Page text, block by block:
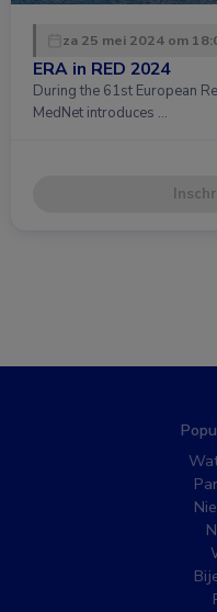
za 25 mei 2024 om
ERA in RED 2024
During the 61st European
MedNet introduces …